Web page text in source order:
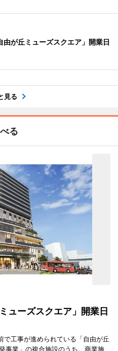
由が丘ミューズスクエア」開業日
見る
る
ューズスクエア」開業日
で工事が進められている「自由が丘
事業」の複合施設のうち、商業施